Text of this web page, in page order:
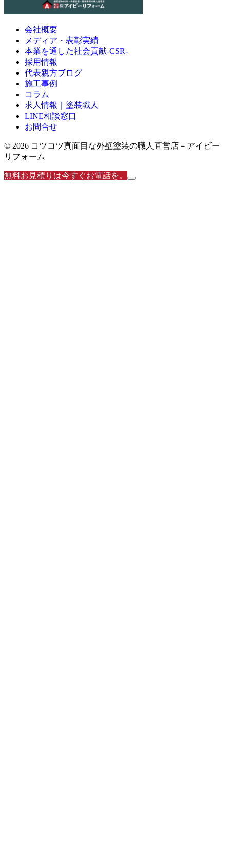
会社概要
メディア・表彰実績
本業を通した社会貢献-CSR-
採用情報
代表親方ブログ
施工事例
コラム
求人情報｜塗装職人
LINE相談窓口
お問合せ
© 2026 コツコツ真面目な外壁塗装の職人直営店－アイビー
リフォーム
無料お見積りは今すぐお電話を。